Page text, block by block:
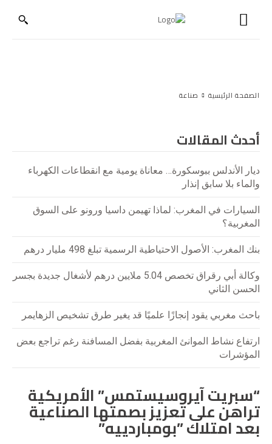
الصفحة الرئيسية صناعة
أحدث المقالات
ديار الأندلس ببوسكورة… معاناة يومية مع انقطاعات الكهرباء
والماء بلا سابق إنذار
السيارات في المغرب: لماذا تهيمن داسيا ورونو على السوق
المغربية؟
بنك المغرب: الأصول الاحتياطية الرسمية تبلغ 498 مليار درهم
وكالة أبي رقراق تخصص 5.04 ملايين درهم لأشغال جديدة بجسر
الحسن الثاني
باحث مغربي يقود إنجازًا علميًا قد يغير طرق تشخيص الزهايمر
ارتفاع نشاط الموانئ المغربية بفضل المسافنة رغم تراجع بعض
المؤشرات
“سبريت آيروسيستمس” الأمريكية
تراهن على تعزيز بصمتها الصناعية
بعد امتلاك ”بومباردييه”